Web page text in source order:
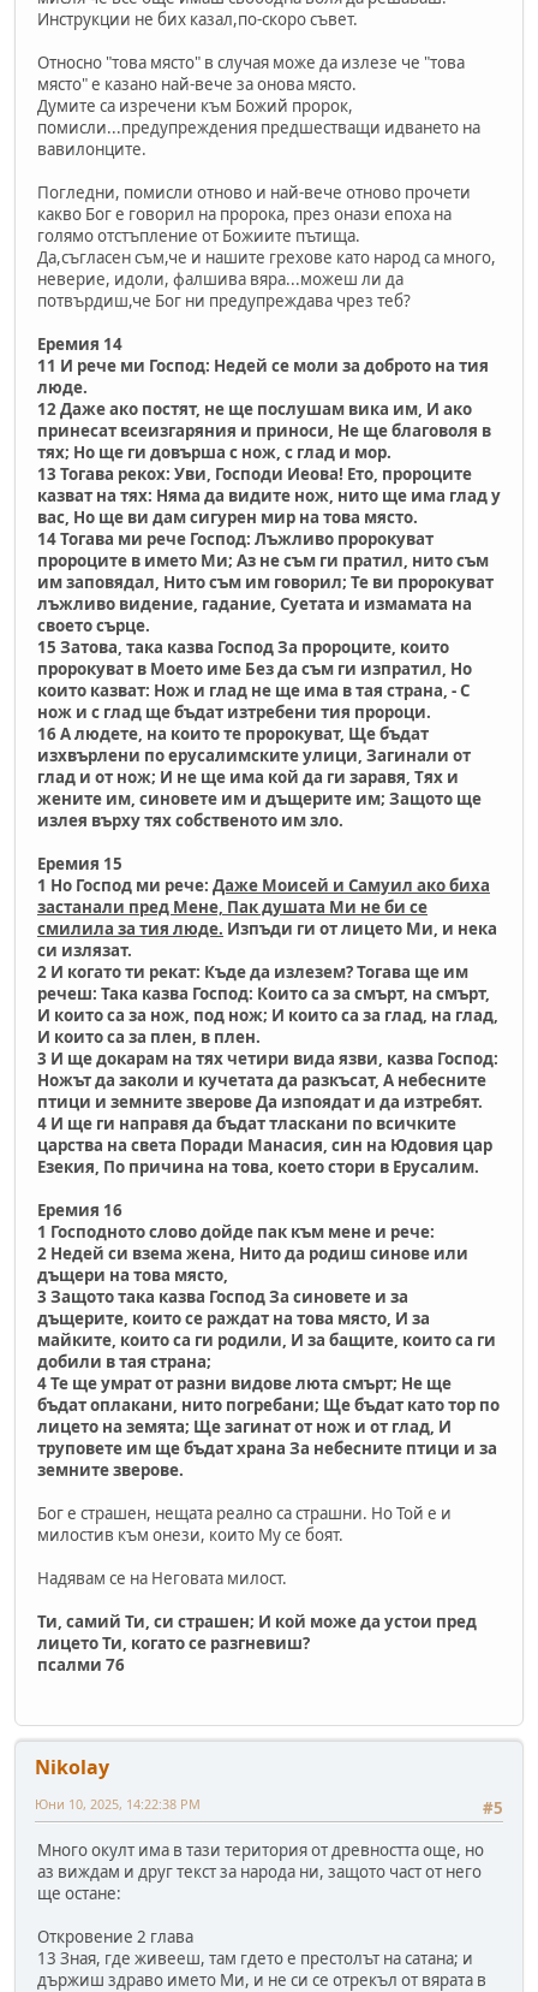
Инструкции не бих казал,по-скоро съвет.
Относно "това място" в случая може да излезе че "това
място" е казано най-вече за онова място.
Думите са изречени към Божий пророк,
помисли...предупреждения предшестващи идването на
вавилонците.
Погледни, помисли отново и най-вече отново прочети
какво Бог е говорил на пророка, през онази епоха на
голямо отстъпление от Божиите пътища.
Да,съгласен съм,че и нашите грехове като народ са много,
неверие, идоли, фалшива вяра...можеш ли да
потвърдиш,че Бог ни предупреждава чрез теб?
Еремия 14
11 И рече ми Господ: Недей се моли за доброто на тия
люде.
12 Даже ако постят, не ще послушам вика им, И ако
принесат всеизгаряния и приноси, Не ще благоволя в
тях; Но ще ги довърша с нож, с глад и мор.
13 Тогава рекох: Уви, Господи Иеова! Ето, пророците
казват на тях: Няма да видите нож, нито ще има глад у
вас, Но ще ви дам сигурен мир на това място.
14 Тогава ми рече Господ: Лъжливо пророкуват
пророците в името Ми; Аз не съм ги пратил, нито съм
им заповядал, Нито съм им говорил; Те ви пророкуват
лъжливо видение, гадание, Суетата и измамата на
своето сърце.
15 Затова, така казва Господ За пророците, които
пророкуват в Моето име Без да съм ги изпратил, Но
които казват: Нож и глад не ще има в тая страна, - С
нож и с глад ще бъдат изтребени тия пророци.
16 А людете, на които те пророкуват, Ще бъдат
изхвърлени по ерусалимските улици, Загинали от
глад и от нож; И не ще има кой да ги заравя, Тях и
жените им, синовете им и дъщерите им; Защото ще
излея върху тях собственото им зло.
Еремия 15
1 Но Господ ми рече: Даже Моисей и Самуил ако биха
застанали пред Мене, Пак душата Ми не би се
смилила за тия люде. Изпъди ги от лицето Ми, и нека
си излязат.
2 И когато ти рекат: Къде да излезем? Тогава ще им
речеш: Така казва Господ: Които са за смърт, на смърт,
И които са за нож, под нож; И които са за глад, на глад,
И които са за плен, в плен.
3 И ще докарам на тях четири вида язви, казва Господ:
Ножът да заколи и кучетата да разкъсат, А небесните
птици и земните зверове Да изпоядат и да изтребят.
4 И ще ги направя да бъдат тласкани по всичките
царства на света Поради Манасия, син на Юдовия цар
Езекия, По причина на това, което стори в Ерусалим.
Еремия 16
1 Господното слово дойде пак към мене и рече:
2 Недей си взема жена, Нито да родиш синове или
дъщери на това място,
3 Защото така казва Господ За синовете и за
дъщерите, които се раждат на това място, И за
майките, които са ги родили, И за бащите, които са ги
добили в тая страна;
4 Те ще умрат от разни видове люта смърт; Не ще
бъдат оплакани, нито погребани; Ще бъдат като тор по
лицето на земята; Ще загинат от нож и от глад, И
труповете им ще бъдат храна За небесните птици и за
земните зверове.
Бог е страшен, нещата реално са страшни. Но Той е и
милостив към онези, които Му се боят.
Надявам се на Неговата милост.
Ти, самий Ти, си страшен; И кой може да устои пред
лицето Ти, когато се разгневиш?
псалми 76
Nikolay
#5
Юни 10, 2025, 14:22:38 PM
Много окулт има в тази територия от древността още, но
аз виждам и друг текст за народа ни, защото част от него
ще остане:
Откровение 2 глава
13 Зная, где живееш, там гдето е престолът на сатана; и
държиш здраво името Ми, и не си се отрекъл от вярата в